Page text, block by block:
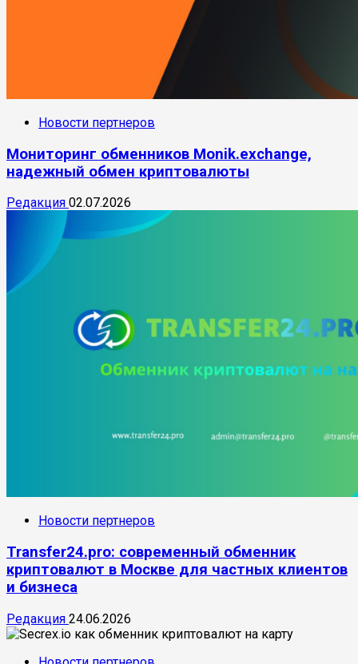
Новости пертнеров
Мониторинг обменников Monik.exchange,
надежный обмен криптовалюты
Редакция 02.07.2026
Новости пертнеров
Transfer24.pro: современный обменник
криптовалют в Москве для частных клиентов
и бизнеса
Редакция 24.06.2026